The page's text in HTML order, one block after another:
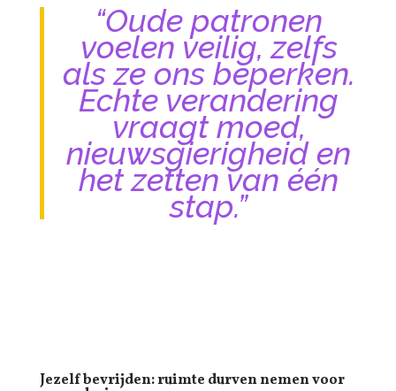
“Oude patronen
voelen veilig, zelfs
als ze ons beperken.
Echte verandering
vraagt moed,
nieuwsgierigheid en
het zetten van één
stap.”
Jezelf bevrijden: ruimte durven nemen voor